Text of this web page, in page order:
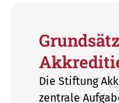
Die Stiftung
zentrale